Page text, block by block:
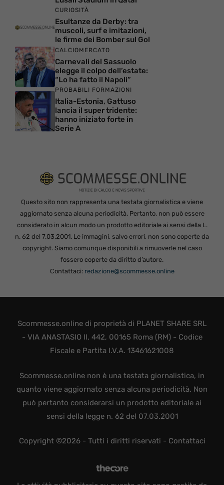
CURIOSITÀ
Esultanze da Derby: tra
muscoli, surf e imitazioni,
le firme dei Bomber sul Gol
CALCIOMERCATO
Carnevali del Sassuolo
elegge il colpo dell’estate:
“Lo ha fatto il Napoli”
PROBABILI FORMAZIONI
Italia-Estonia, Gattuso
lancia il super tridente:
hanno iniziato forte in
Serie A
Questo sito non rappresenta una testata giornalistica e viene
aggiornato senza alcuna periodicità. Pertanto, non può essere
considerato in alcun modo un prodotto editoriale ai sensi della L.
n. 62 del 7.03.2001. Le immagini, salvo errori, non sono coperte da
copyright. Siamo comunque disponibili a rimuoverle nel caso
fossero coperte da diritto d’autore.
Contattaci: redazione@scommesse.online
Scommesse.online di proprietà di PLANET SHARE SRL
- VIA ANASTASIO II, 442, 00165 Roma (RM) - Codice
Fiscale e Partita I.V.A. 13461621008
Scommesse.online non è una testata giornalistica, in
quanto viene aggiornato senza alcuna periodicità. Non
può pertanto considerarsi un prodotto editoriale ai
sensi della legge n. 62 del 07.03.2001
Copyright ©2026 - Tutti i diritti riservati - Contattaci